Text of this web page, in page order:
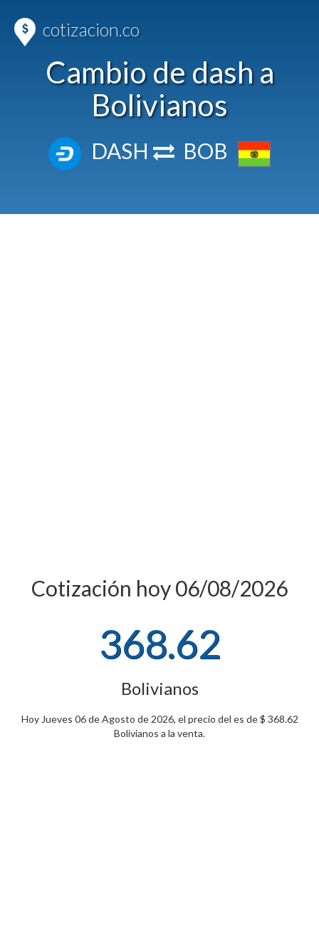
cotizacion.co
Cambio de dash a
Bolivianos
DASH BOB
Cotización hoy 06/08/2026
368.62
Bolivianos
Hoy Jueves 06 de Agosto de 2026, el precio del es de $ 368.62
Bolivianos a la venta.